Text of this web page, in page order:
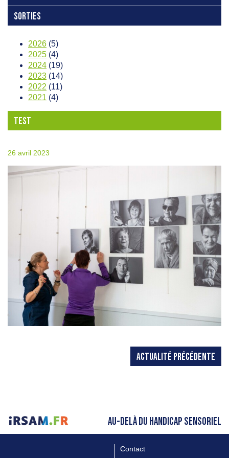
SORTIES
2026 (5)
2025 (4)
2024 (19)
2023 (14)
2022 (11)
2021 (4)
TEST
26 avril 2023
ACTUALITÉ PRÉCÉDENTE
AU-DELÀ DU HANDICAP SENSORIEL
Contact